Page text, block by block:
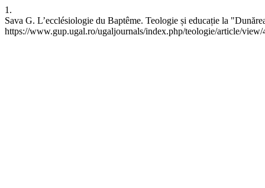
1.
Sava G. L’ecclésiologie du Baptême. Teologie și educație la
https://www.gup.ugal.ro/ugaljournals/index.php/teologie/article/view/